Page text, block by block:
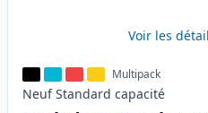
Voir les
Multipack
Neuf Standard capacité